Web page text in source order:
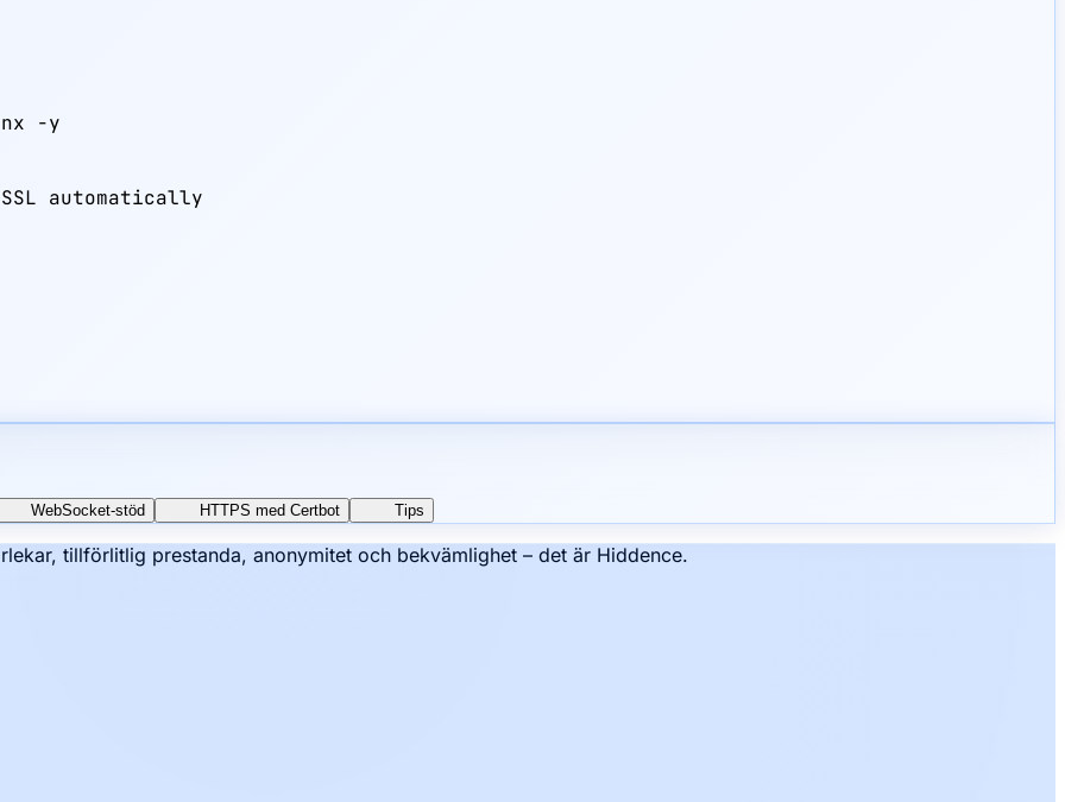
-y
automatically
WebSocket-stöd HTTPS med Certbot Tips
tillförlitlig prestanda, anonymitet och bekvämlighet – det är Hiddence.